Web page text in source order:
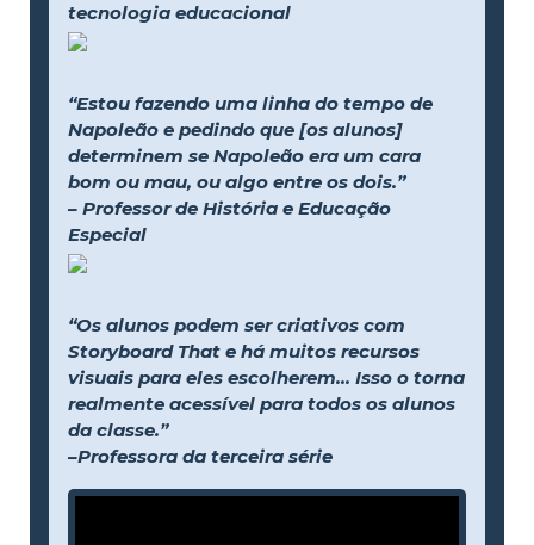
tecnologia educacional
“Estou fazendo uma linha do tempo de
Napoleão e pedindo que [os alunos]
determinem se Napoleão era um cara
bom ou mau, ou algo entre os dois.”
– Professor de História e Educação
Especial
“Os alunos podem ser criativos com
Storyboard That e há muitos recursos
visuais para eles escolherem... Isso o torna
realmente acessível para todos os alunos
da classe.”
–Professora da terceira série